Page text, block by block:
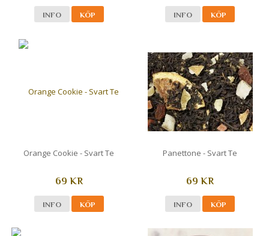
INFO KÖP INFO KÖP
Orange Cookie - Svart Te
69 KR
INFO KÖP
Panettone - Svart Te
69 KR
INFO KÖP